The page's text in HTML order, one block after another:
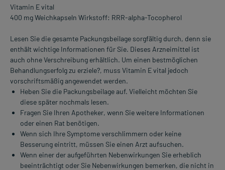
Vitamin E vital
400 mg Weichkapseln Wirkstoff: RRR-alpha-Tocopherol
Lesen Sie die gesamte Packungsbeilage sorgfältig durch, denn sie
enthält wichtige Informationen für Sie. Dieses Arzneimittel ist
auch ohne Verschreibung erhältlich. Um einen bestmöglichen
Behandlungserfolg zu erziele?, muss Vitamin E vital jedoch
vorschriftsmäßig angewendet werden.
Heben Sie die Packungsbeilage auf. Vielleicht möchten Sie
diese später nochmals lesen.
Fragen Sie Ihren Apotheker, wenn Sie weitere Informationen
oder einen Rat benötigen.
Wenn sich Ihre Symptome verschlimmern oder keine
Besserung eintritt, müssen Sie einen Arzt aufsuchen.
Wenn einer der aufgeführten Nebenwirkungen Sie erheblich
beeinträchtigt oder Sie Nebenwirkungen bemerken, die nicht in